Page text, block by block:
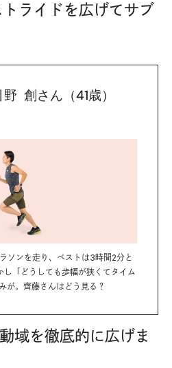
ライドを広げてサブ
創さん（41歳）
ソンを走り、ベストは3時間2分と
「どうしても歩幅が狭くてタイム
が。齊藤さんはどう見る？
域を徹底的に広げま